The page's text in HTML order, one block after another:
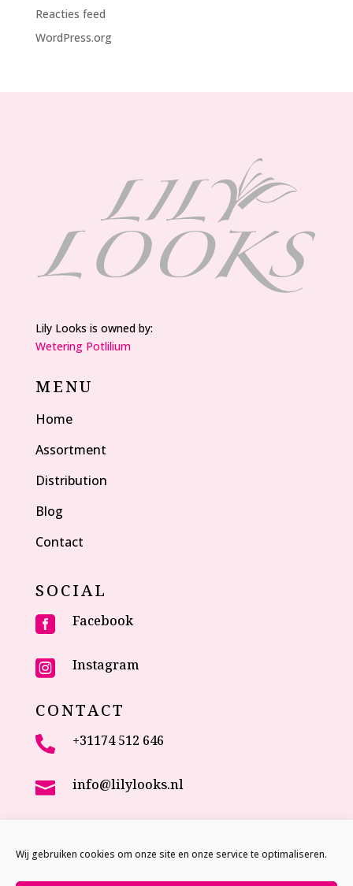
Wij gebruiken cookies om onze site en onze service te optimaliseren.
Reacties feed
WordPress.org
Lily Looks is owned by:
Wetering Potlilium
MENU
Home
Assortment
Distribution
Blog
Contact
SOCIAL
 Facebook
 Instagram
CONTACT
 +31174 512 646
 info@lilylooks.nl
2635 NC Den Hoorn (ZH)